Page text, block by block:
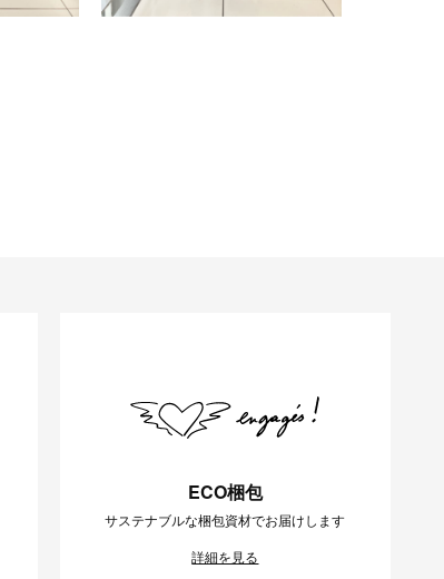
ECO梱包
サステナブルな梱包資材でお届けします
詳細を見る